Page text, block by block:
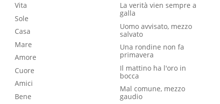
Vita
Sole
Casa
Mare
Amore
Cuore
Amici
Bene
La verità vien sempre a
galla
Uomo avvisato, mezzo
salvato
Una rondine non fa
primavera
Il mattino ha l'oro in
bocca
Mal comune, mezzo
gaudio